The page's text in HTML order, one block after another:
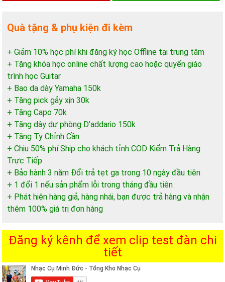
Quà tặng & phụ kiện đi kèm
+ Giảm 10% học phí khi đăng ký học Offline tại trung tâm
+ Tặng khóa học online chất lượng cao hoặc quyển giáo
trình học Guitar
+ Bao da dày Yamaha 150k
+ Tặng pick gảy xịn 30k
+ Tặng Capo 70k
+ Tặng dây dự phòng D’addario 150k
+ Tặng Ty Chỉnh Cần
+ Chịu 50% phí Ship cho khách tỉnh COD Kiểm Trả Hàng
Trực Tiếp
+ Bảo hành 3 năm Đổi trả tẹt ga trong 10 ngày đầu tiên
+ 1 đổi 1 nếu sản phẩm lỗi trong tháng đầu tiên
+ Phát hiện hàng giả, hàng nhái, bạn được trả hàng và nhận
thêm 100% giá trị đơn hàng
Đăng ký kênh để xem clip test đàn chi
tiết